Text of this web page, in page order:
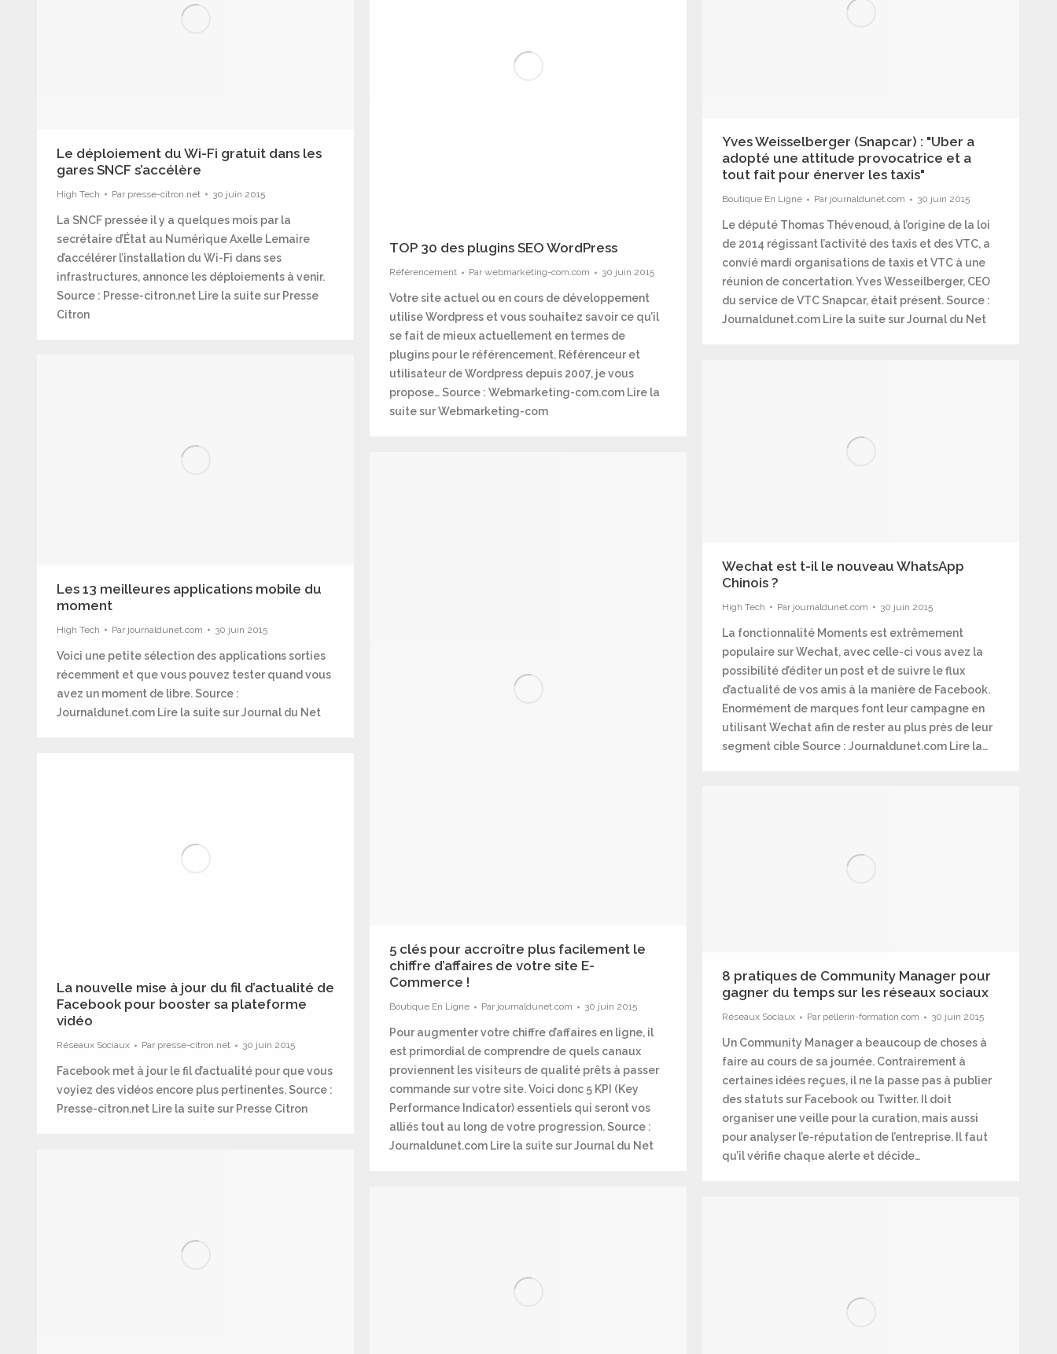
Le déploiement du Wi-Fi gratuit dans les
gares SNCF s’accélère
High Tech Par presse-citron.net 30 juin 2015
La SNCF pressée il y a quelques mois par la
secrétaire d’État au Numérique Axelle Lemaire
d’accélérer l’installation du Wi-Fi dans ses
infrastructures, annonce les déploiements à venir.
Source : Presse-citron.net Lire la suite sur Presse
Citron
TOP 30 des plugins SEO WordPress
Référencement Par webmarketing-com.com 30 juin 2015
Votre site actuel ou en cours de développement
utilise Wordpress et vous souhaitez savoir ce qu’il
se fait de mieux actuellement en termes de
plugins pour le référencement. Référenceur et
utilisateur de Wordpress depuis 2007, je vous
propose… Source : Webmarketing-com.com Lire la
suite sur Webmarketing-com
Yves Weisselberger (Snapcar) : "Uber a
adopté une attitude provocatrice et a
tout fait pour énerver les taxis"
Boutique En Ligne Par journaldunet.com 30 juin 2015
Le député Thomas Thévenoud, à l’origine de la loi
de 2014 régissant l’activité des taxis et des VTC, a
convié mardi organisations de taxis et VTC à une
réunion de concertation. Yves Wesseilberger, CEO
du service de VTC Snapcar, était présent. Source :
Journaldunet.com Lire la suite sur Journal du Net
Les 13 meilleures applications mobile du
moment
High Tech Par journaldunet.com 30 juin 2015
Voici une petite sélection des applications sorties
récemment et que vous pouvez tester quand vous
avez un moment de libre. Source :
Journaldunet.com Lire la suite sur Journal du Net
Wechat est t-il le nouveau WhatsApp
Chinois ?
High Tech Par journaldunet.com 30 juin 2015
La fonctionnalité Moments est extrêmement
populaire sur Wechat, avec celle-ci vous avez la
possibilité d’éditer un post et de suivre le flux
d’actualité de vos amis à la manière de Facebook.
Enormément de marques font leur campagne en
utilisant Wechat afin de rester au plus près de leur
segment cible Source : Journaldunet.com Lire la…
5 clés pour accroître plus facilement le
chiffre d’affaires de votre site E-
Commerce !
Boutique En Ligne Par journaldunet.com 30 juin 2015
Pour augmenter votre chiffre d’affaires en ligne, il
est primordial de comprendre de quels canaux
proviennent les visiteurs de qualité prêts à passer
commande sur votre site. Voici donc 5 KPI (Key
Performance Indicator) essentiels qui seront vos
alliés tout au long de votre progression. Source :
Journaldunet.com Lire la suite sur Journal du Net
La nouvelle mise à jour du fil d’actualité de
Facebook pour booster sa plateforme
vidéo
Réseaux Sociaux Par presse-citron.net 30 juin 2015
Facebook met à jour le fil d’actualité pour que vous
voyiez des vidéos encore plus pertinentes. Source :
Presse-citron.net Lire la suite sur Presse Citron
8 pratiques de Community Manager pour
gagner du temps sur les réseaux sociaux
Réseaux Sociaux Par pellerin-formation.com 30 juin 2015
Un Community Manager a beaucoup de choses à
faire au cours de sa journée. Contrairement à
certaines idées reçues, il ne la passe pas à publier
des statuts sur Facebook ou Twitter. Il doit
organiser une veille pour la curation, mais aussi
pour analyser l’e-réputation de l’entreprise. Il faut
qu’il vérifie chaque alerte et décide…